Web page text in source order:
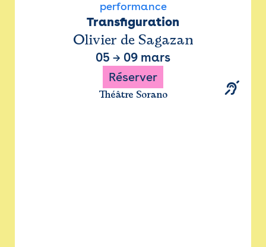
performance
Transfiguration
Olivier de Sagazan
05 → 09 mars
Réserver
Théâtre Sorano